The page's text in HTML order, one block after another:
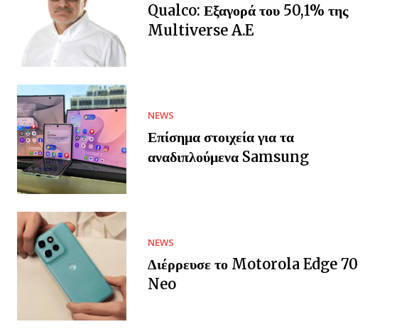
Qualco: Εξαγορά του 50,1% της
Multiverse A.E
NEWS
Επίσημα στοιχεία για τα
αναδιπλούμενα Samsung
NEWS
Διέρρευσε το Motorola Edge 70
Neo